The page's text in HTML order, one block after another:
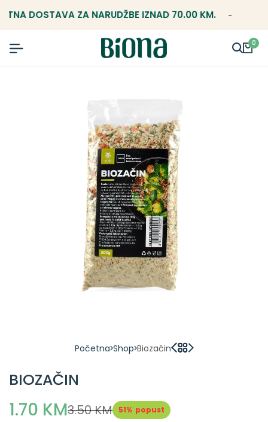
DOSTAVA ZA NARUDŽBE IZNAD 70.00 KM.
0
Početna Shop Biozačin
BIOZAČIN
1.70 KM3.50 KM 51% popust